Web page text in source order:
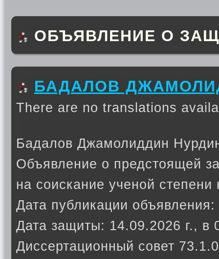
ОБЪЯВЛЕНИЕ О
БАДАЛОВ
There are no translations
Бадалов Джамолиддин
Объявление о предстоящей
на соискание ученой степени
Дата публикации объявления:
Дата защиты: 14.09.2026 г., в
Диссертационный совет